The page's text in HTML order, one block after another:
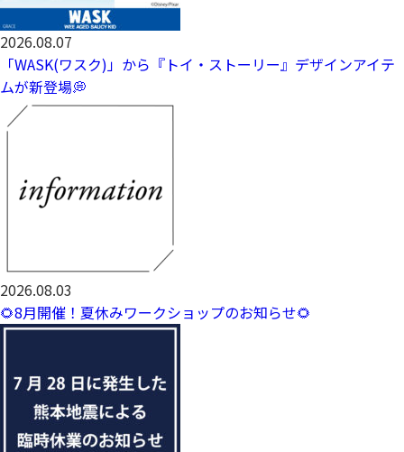
2026.08.07
「WASK(ワスク)」から『トイ・ストーリー』デザインアイテ
ムが新登場💭
2026.08.03
🌻8月開催！夏休みワークショップのお知らせ🌻